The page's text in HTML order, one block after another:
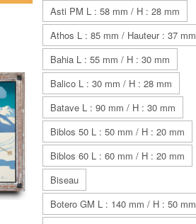
Asti PM L : 58 mm / H : 28 mm
Athos L : 85 mm / Hauteur : 37 mm
Bahia L : 55 mm / H : 30 mm
Balico L : 30 mm / H : 28 mm
Batave L : 90 mm / H : 30 mm
Biblos 50 L : 50 mm / H : 20 mm
Biblos 60 L : 60 mm / H : 20 mm
Biseau
Botero GM L : 140 mm / H : 50 mm